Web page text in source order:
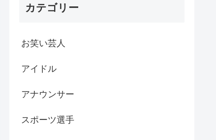
カテゴリー
お笑い芸人
アイドル
アナウンサー
スポーツ選手